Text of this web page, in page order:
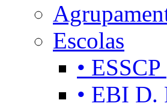
Escolas
•
• EBI